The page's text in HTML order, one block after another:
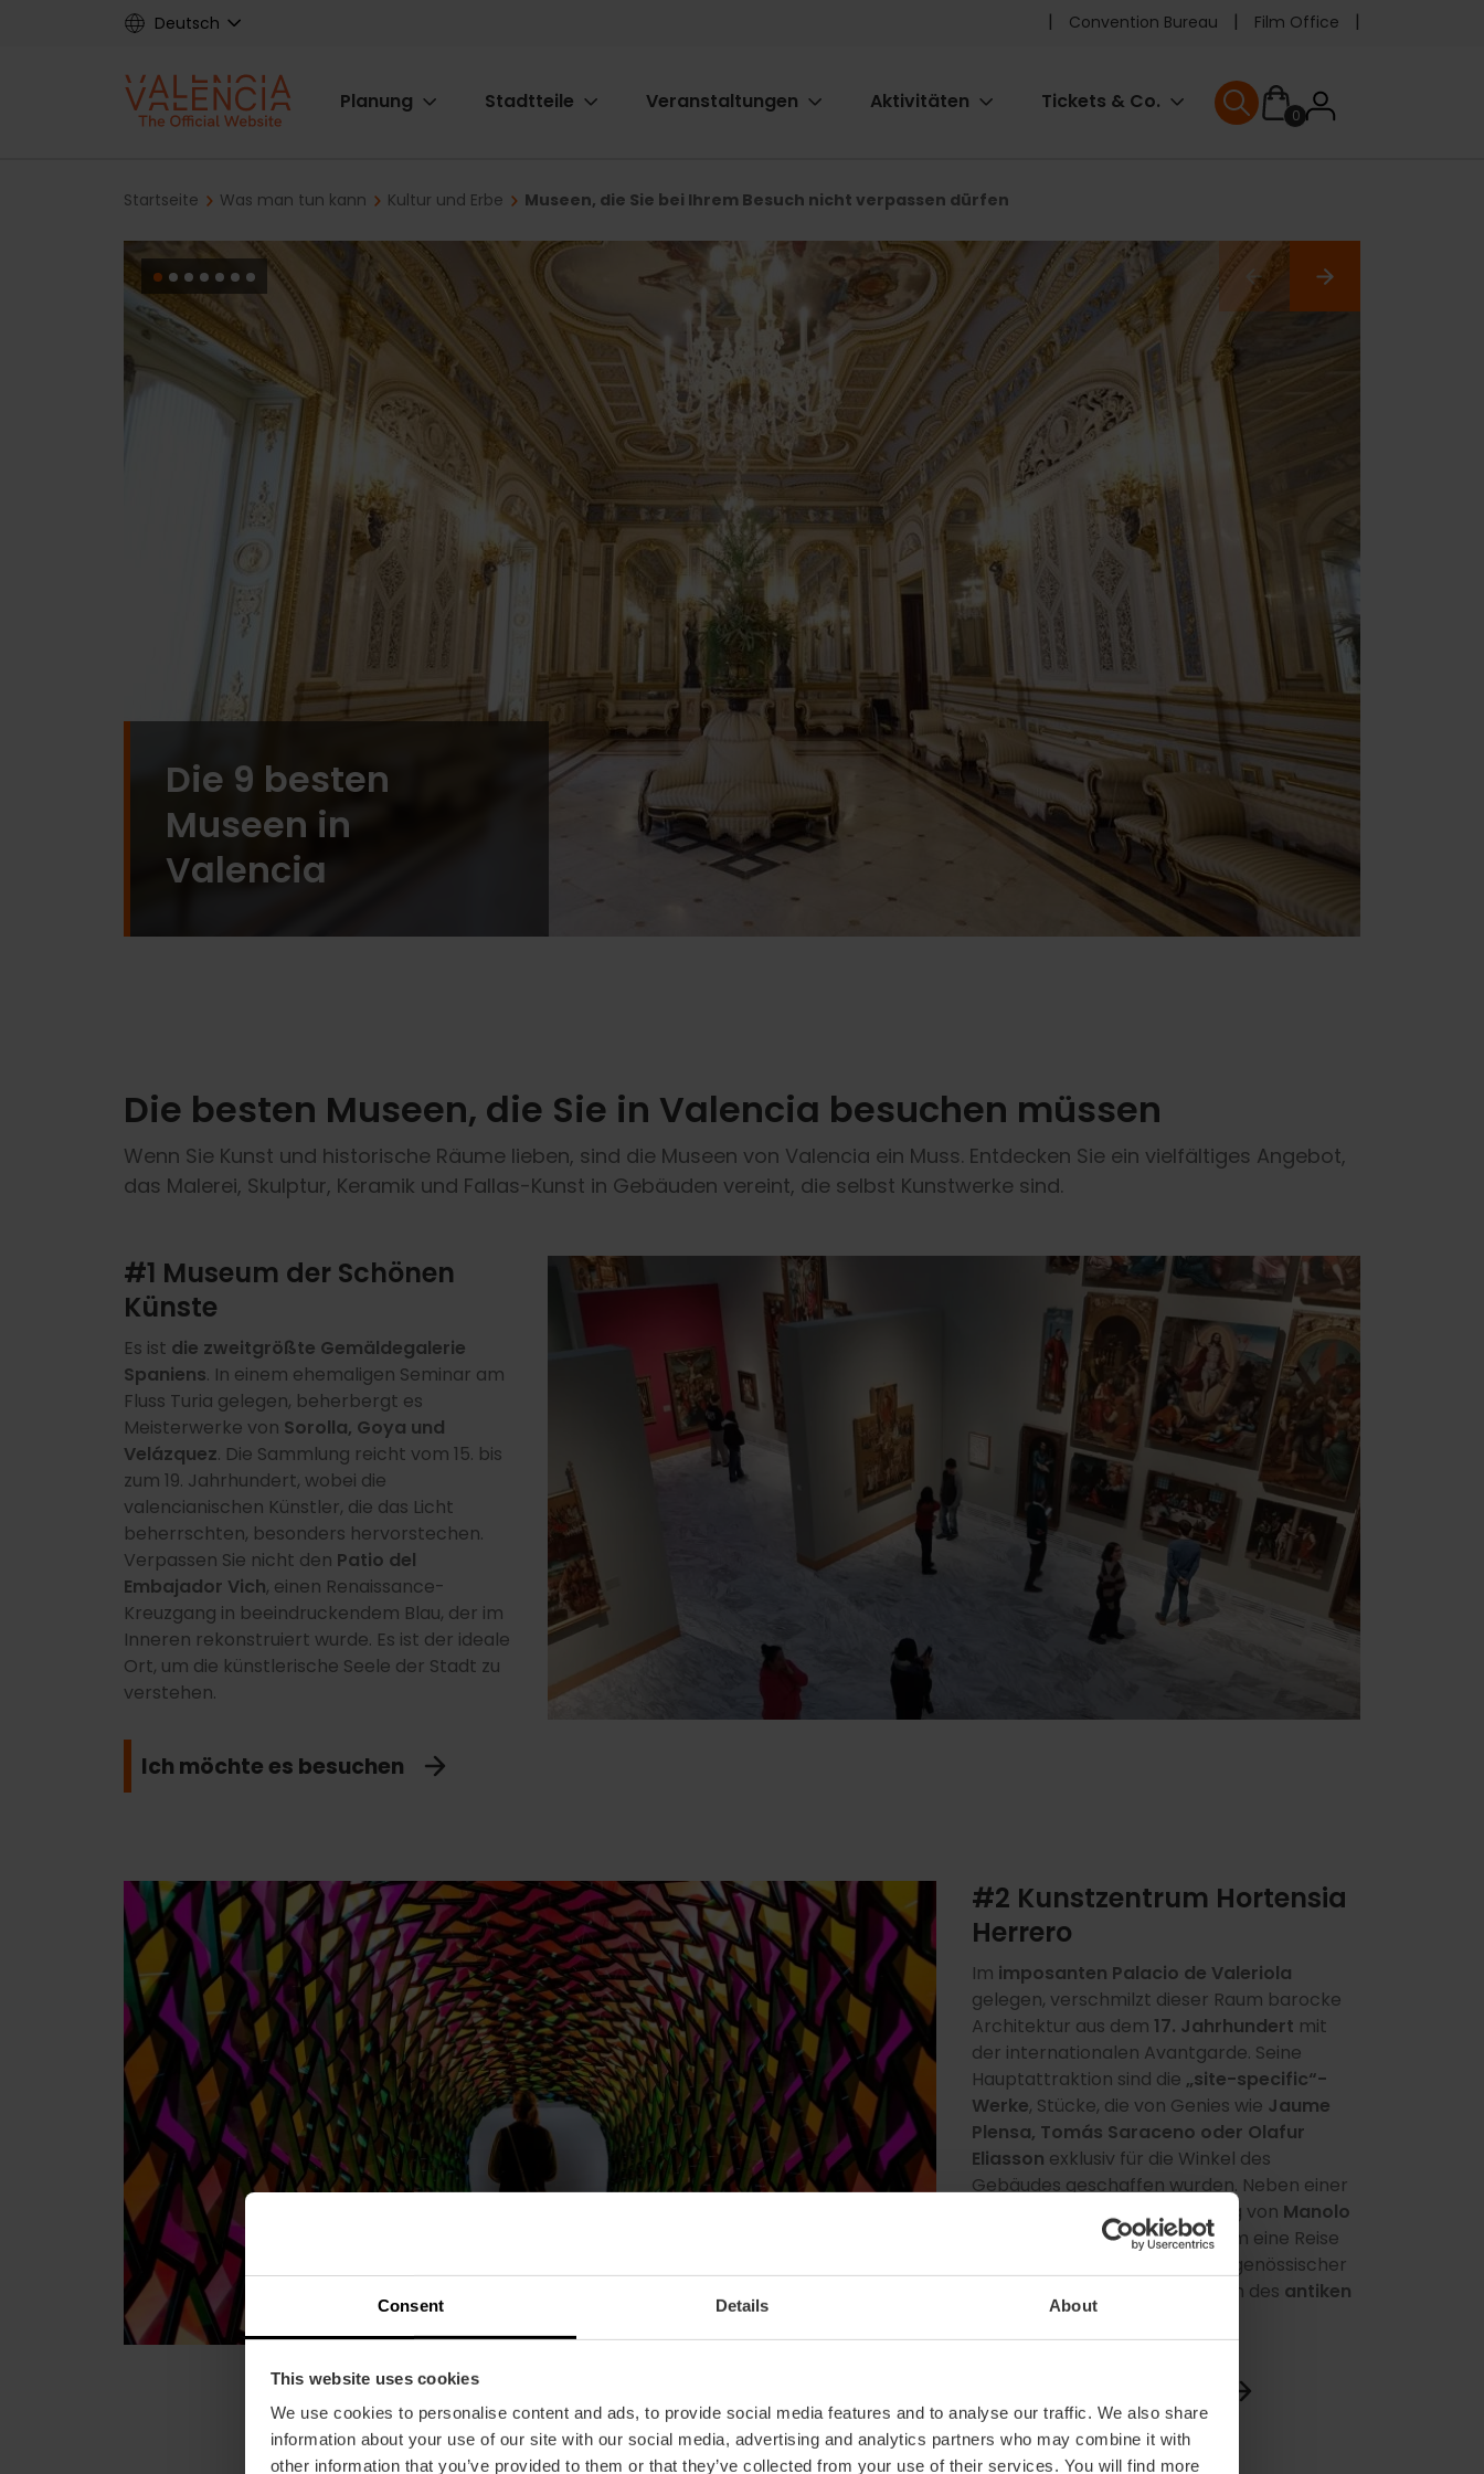
Consent Details About
This website uses cookies
We use cookies to personalise content and ads, to provide social media features and to analyse our traffic. We also share
information about your use of our site with our social media, advertising and analytics partners who may combine it with
other information that you’ve provided to them or that they’ve collected from your use of their services. You will find more
Deutsch
Pre
header
Convention Bureau Film Office
Main
Planung Stadtteile Veranstaltungen Aktivitäten Tickets & Co.
0User
User menu
Breadcrumb
Startseite Was man tun kann Kultur und Erbe Museen, die Sie bei Ihrem Besuch nicht verpassen dürfen
Die 9 besten
Museen in
Valencia
Die besten Museen, die Sie in Valencia besuchen müssen
Wenn Sie Kunst und historische Räume lieben, sind die Museen von Valencia ein Muss. Entdecken Sie ein vielfältiges Angebot,
das Malerei, Skulptur, Keramik und Fallas-Kunst in Gebäuden vereint, die selbst Kunstwerke sind.
#1 Museum der Schönen
Künste
Es ist die zweitgrößte Gemäldegalerie
Spaniens. In einem ehemaligen Seminar am
Fluss Turia gelegen, beherbergt es
Meisterwerke von Sorolla, Goya und
Velázquez. Die Sammlung reicht vom 15. bis
zum 19. Jahrhundert, wobei die
valencianischen Künstler, die das Licht
beherrschten, besonders hervorstechen.
Verpassen Sie nicht den Patio del
Embajador Vich, einen Renaissance-
Kreuzgang in beeindruckendem Blau, der im
Inneren rekonstruiert wurde. Es ist der ideale
Ort, um die künstlerische Seele der Stadt zu
verstehen.
Ich möchte es besuchen
#2 Kunstzentrum Hortensia
Herrero
Im imposanten Palacio de Valeriola
gelegen, verschmilzt dieser Raum barocke
Architektur aus dem 17. Jahrhundert mit
der internationalen Avantgarde. Seine
Hauptattraktion sind die „site-specific“-
Werke, Stücke, die von Genies wie Jaume
Plensa, Tomás Saraceno oder Olafur
Eliasson exklusiv für die Winkel des
Gebäudes geschaffen wurden. Neben einer
außergewöhnlichen Sammlung von Manolo
ermöglicht das Zentrum eine Reise
durch die Geschichte, von zeitgenössischer
Kunst bis hin zu den Überresten des antiken
römischen Zirkus